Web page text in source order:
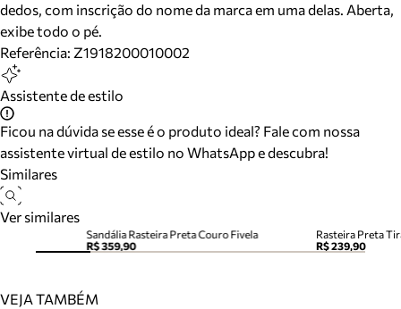
dedos, com inscrição do nome da marca em uma delas. Aberta,
exibe todo o pé.
Referência: Z1918200010002
Assistente de estilo
Ficou na dúvida se esse é o produto ideal? Fale com nossa
assistente virtual de estilo no WhatsApp e descubra!
Similares
Ver similares
Sandália Rasteira Preta Couro Fivela
R$ 359,90
Rasteira Preta
R$ 239,90
VEJA TAMBÉM